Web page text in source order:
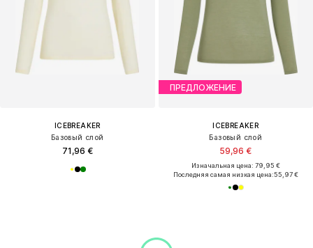
ICEBREAKER
Базовый слой
71,96 €
ПРЕДЛОЖЕНИЕ
ICEBREAKER
Базовый слой
59,96 €
Изначальная цена: 79,95 €
Последняя самая низкая цена:55,97 €